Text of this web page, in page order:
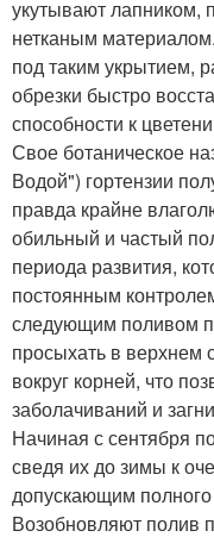
укутывают лапником,
нетканым
под таким укрытием,
обрезки быстро
способности к
Свое ботаническое
Водой") гортензии
правда крайне
обильный и частый
периода развития,
постоянным
следующим поливом
просыхать в верхнем
вокруг корней, что
заболачиваний и
Начиная с сентября
сведя их до зимы к
допускающим
Возобновляют полив